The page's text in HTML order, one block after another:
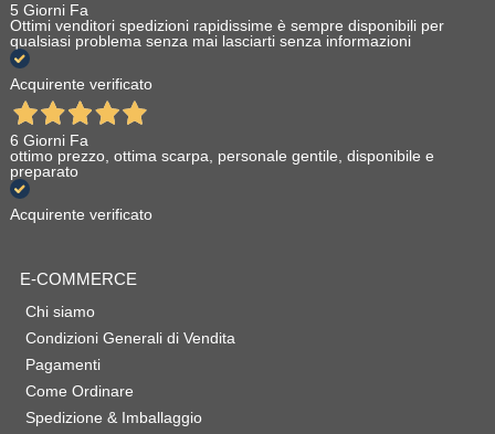
5 Giorni Fa
Ottimi venditori spedizioni rapidissime è sempre disponibili per
qualsiasi problema senza mai lasciarti senza informazioni
Acquirente verificato
6 Giorni Fa
ottimo prezzo, ottima scarpa, personale gentile, disponibile e
preparato
Acquirente verificato
E-COMMERCE
Chi siamo
Condizioni Generali di Vendita
Pagamenti
Come Ordinare
Spedizione & Imballaggio